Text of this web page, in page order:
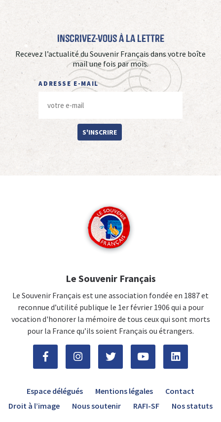
Inscrivez-vous à La Lettre
Recevez l’actualité du Souvenir Français dans votre boîte
mail une fois par mois.
ADRESSE E-MAIL
S'INSCRIRE
Le Souvenir Français
Le Souvenir Français est une association fondée en 1887 et
reconnue d’utilité publique le 1er février 1906 qui a pour
vocation d'honorer la mémoire de tous ceux qui sont morts
pour la France qu’ils soient Français ou étrangers.
Espace délégués Mentions légales
Contact
Droit à l’image
Nous soutenir RAFI-SF Nos statuts